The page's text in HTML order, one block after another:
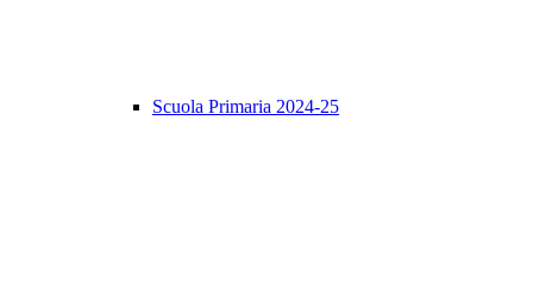
Scuola Primaria 2024-25